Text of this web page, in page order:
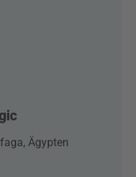
Ägypten